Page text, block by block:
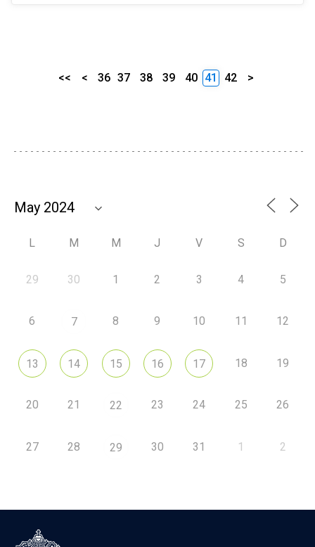
<< < 36 37 38 39 40 41 42 >
L M M J V S D
29 30 1 2 3 4 5
6 7 8 9 10 11 12
13 14 15 16 17 18 19
20 21 22 23 24 25 26
27 28 29 30 31 1 2